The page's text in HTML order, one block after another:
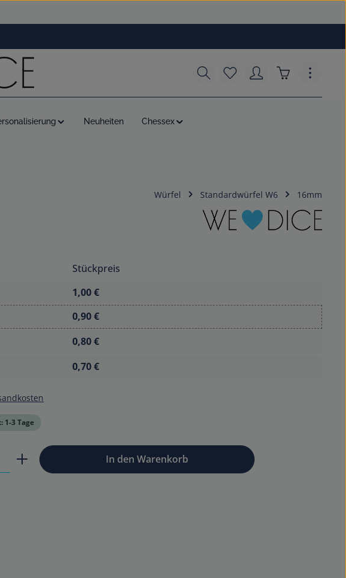
Du hast 0 Produkte auf
Warenkorb
Neuheiten Chessex
Würfel Standardwürfel W6 16mm
Stückpreis
1,00 €
0,90 €
0,80 €
0,70 €
1-3 Tage
Gib den gewünschten Wert ein oder benutze
In den Warenkorb